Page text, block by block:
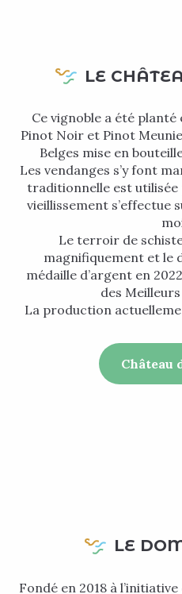
LE
Ce vignoble a été planté
Pinot Noir et Pinot
Belges mise en
Les vendanges s’y font
traditionnelle est utilisée
vieillissement s’effectue
Le terroir de
magnifiquement et le
médaille d’argent en
des
La production
Château
LE
Fondé en 2018 à